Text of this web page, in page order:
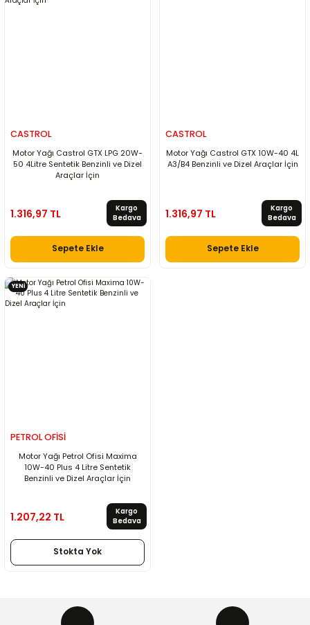
CASTROL
Motor Yağı Castrol GTX LPG 20W-
50 4Litre Sentetik Benzinli ve Dizel
Araçlar İçin
1.316,97 TL
Kargo
Bedava
Sepete Ekle
CASTROL
Motor Yağı Castrol GTX 10W-40 4L
A3/B4 Benzinli ve Dizel Araçlar İçin
1.316,97 TL
Kargo
Bedava
Sepete Ekle
YENİ
PETROL OFİSİ
Motor Yağı Petrol Ofisi Maxima
10W-40 Plus 4 Litre Sentetik
Benzinli ve Dizel Araçlar İçin
1.207,22 TL
Kargo
Bedava
Stokta Yok